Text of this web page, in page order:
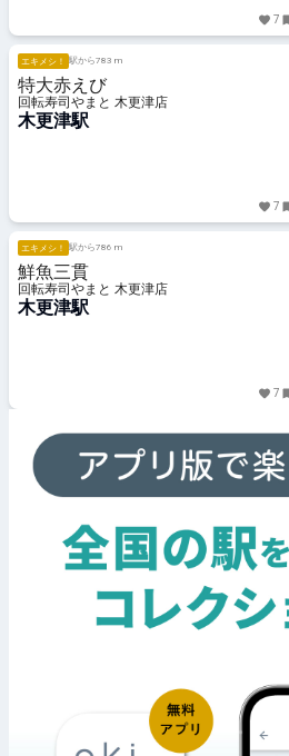
7
エキメシ！ 駅から783 m
特大赤えび
回転寿司やまと 木更津店
木更津駅
7
エキメシ！ 駅から786 m
鮮魚三貫
回転寿司やまと 木更津店
木更津駅
7